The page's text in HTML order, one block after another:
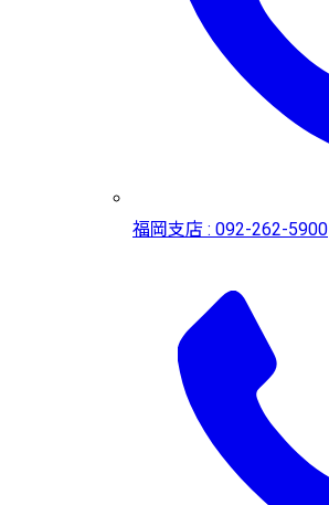
福岡支店 : 092-262-5900